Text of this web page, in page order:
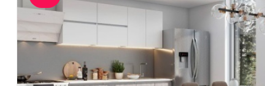
и декор
Бытовая
химия